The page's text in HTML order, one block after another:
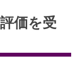
価を受